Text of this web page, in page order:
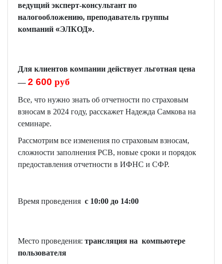
ведущий эксперт-консультант по
налогообложению, преподаватель группы
компаний «ЭЛКОД».
Для клиентов компании действует льготная цена
—2 600 руб
Все, что нужно знать об отчетности по страховым
взносам в 2024 году, расскажет Надежда Самкова на
семинаре.
Рассмотрим все изменения по страховым взносам,
сложности заполнения РСВ, новые сроки и порядок
предоставления отчетности в ИФНС и СФР.
Время проведения с 10:00 до 14:00
Место проведения: трансляция на компьютере
пользователя